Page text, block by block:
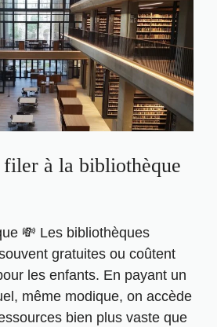
filer à la bibliothèque
💸 Les bibliothèques
gratuites ou coûtent
les enfants. En payant un
même modique, on accède
bien plus vaste que